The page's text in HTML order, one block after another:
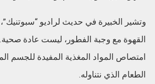
وتشير الخبيرة في حديث لراديو
القهوة مع وجبة الفطور، ليست عادة صحية.
امتصاص المواد المغذية المفيدة للجسم
الطعام الذي نتناوله.